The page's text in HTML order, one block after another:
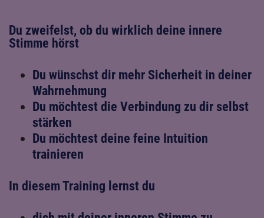
Du zweifelst, ob du wirklich deine innere
Stimme hörst
Du wünschst dir mehr Sicherheit in deiner
Wahrnehmung
Du möchtest die Verbindung zu dir selbst
stärken
Du möchtest deine feine Intuition
trainieren
In diesem Training lernst du